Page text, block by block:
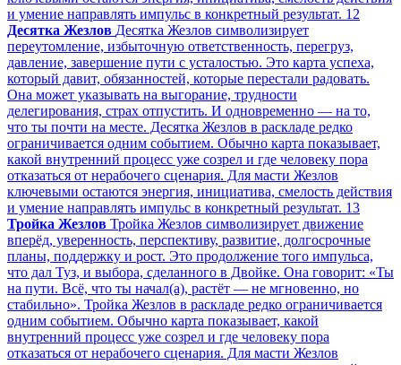
и умение направлять импульс в конкретный результат. 12
Десятка Жезлов Десятка Жезлов символизирует
переутомление, избыточную ответственность, перегруз,
давление, завершение пути с усталостью. Это карта успеха,
который давит, обязанностей, которые перестали радовать.
Она может указывать на выгорание, трудности
делегирования, страх отпустить. И одновременно — на то,
что ты почти на месте. Десятка Жезлов в раскладе редко
ограничивается одним событием. Обычно карта показывает,
какой внутренний процесс уже созрел и где человеку пора
отказаться от нерабочего сценария. Для масти Жезлов
ключевыми остаются энергия, инициатива, смелость действия
и умение направлять импульс в конкретный результат. 13
Тройка Жезлов Тройка Жезлов символизирует движение
вперёд, уверенность, перспективу, развитие, долгосрочные
планы, поддержку и рост. Это продолжение того импульса,
что дал Туз, и выбора, сделанного в Двойке. Она говорит: «Ты
на пути. Всё, что ты начал(а), растёт — не мгновенно, но
стабильно». Тройка Жезлов в раскладе редко ограничивается
одним событием. Обычно карта показывает, какой
внутренний процесс уже созрел и где человеку пора
отказаться от нерабочего сценария. Для масти Жезлов